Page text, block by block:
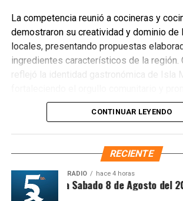
La competencia reunió a cocineras y
demostraron su creatividad y dominio de
locales, presentando propuestas
ingredientes característicos de la región.
reflejó la identidad gastronómica de Isla
preservación de las tradiciones culinarias
prestigio al destino.CONTINUAR LEYENDO
RECIENTE
RADIO hace 4 horas
Matutina Sabado 8 de Agosto del